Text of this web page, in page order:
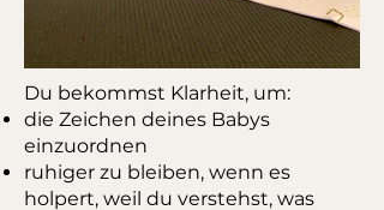
Du bekommst Klarheit, um:
die Zeichen deines Babys
einzuordnen
ruhiger zu bleiben, wenn es
holpert, weil du verstehst, was